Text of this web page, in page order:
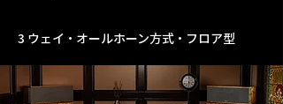
3 ウェイ・オールホーン方式・フロア型